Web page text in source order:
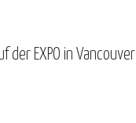
EXPO in Vancouver